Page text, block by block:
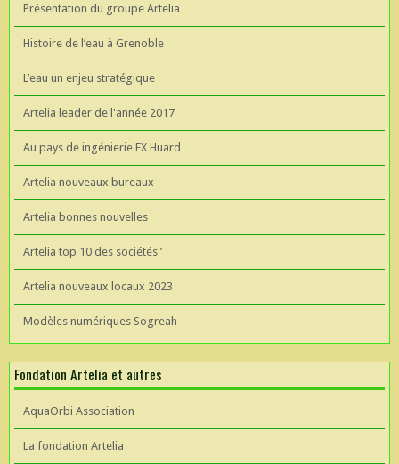
Présentation du groupe Artelia
Histoire de l’eau à Grenoble
L’eau un enjeu stratégique
Artelia leader de l'année 2017
Au pays de ingénierie FX Huard
Artelia nouveaux bureaux
Artelia bonnes nouvelles
Artelia top 10 des sociétés ’
Artelia nouveaux locaux 2023
Modèles numériques Sogreah
Fondation Artelia et autres
AquaOrbi Association
La fondation Artelia